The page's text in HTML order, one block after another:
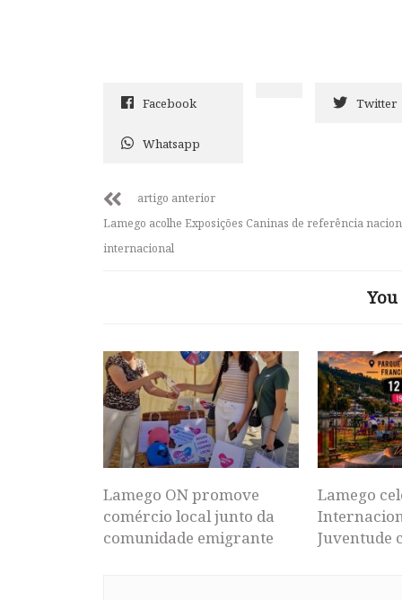
Facebook Twitter
Whatsapp
artigo anterior
Lamego acolhe Exposições Caninas de referência
internacional
Lamego ON promove
comércio local junto da
comunidade emigrante
Lamego
Juventude